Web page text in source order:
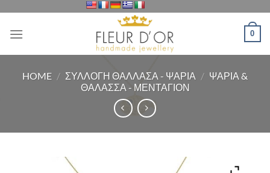
περιεχόμενο
0
HOME / ΣΥΛΛΟΓΗ ΘΑΛΛΑΣΑ - ΨΑΡΙΑ / ΨΑΡΙΑ &
ΘΑΛΑΣΣΑ - ΜΕΝΤΑΓΙΟΝ